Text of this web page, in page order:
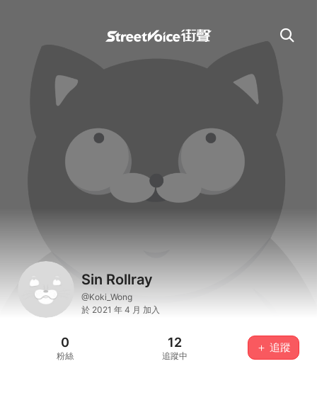
Sin Rollray
@Koki_Wong
於 2021 年 4 月 加入
0
粉絲
12
追蹤中
＋ 追蹤